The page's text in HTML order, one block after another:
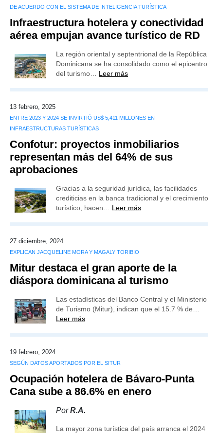
DE ACUERDO CON EL SISTEMA DE INTELIGENCIA TURÍSTICA
Infraestructura hotelera y conectividad
aérea empujan avance turístico de RD
La región oriental y septentrional de la República
Dominicana se ha consolidado como el epicentro
del turismo… Leer más
13 febrero, 2025
ENTRE 2023 Y 2024 SE INVIRTIÓ US$ 5,411 MILLONES EN
INFRAESTRUCTURAS TURÍSTICAS
Confotur: proyectos inmobiliarios
representan más del 64% de sus
aprobaciones
Gracias a la seguridad jurídica, las facilidades
crediticias en la banca tradicional y el crecimiento
turístico, hacen… Leer más
27 diciembre, 2024
EXPLICAN JACQUELINE MORA Y MAGALY TORIBIO
Mitur destaca el gran aporte de la
diáspora dominicana al turismo
Las estadísticas del Banco Central y el Ministerio
de Turismo (Mitur), indican que el 15.7 % de…
Leer más
19 febrero, 2024
SEGÚN DATOS APORTADOS POR EL SITUR
Ocupación hotelera de Bávaro-Punta
Cana sube a 86.6% en enero
PorR.A.
La mayor zona turística del país arranca el 2024